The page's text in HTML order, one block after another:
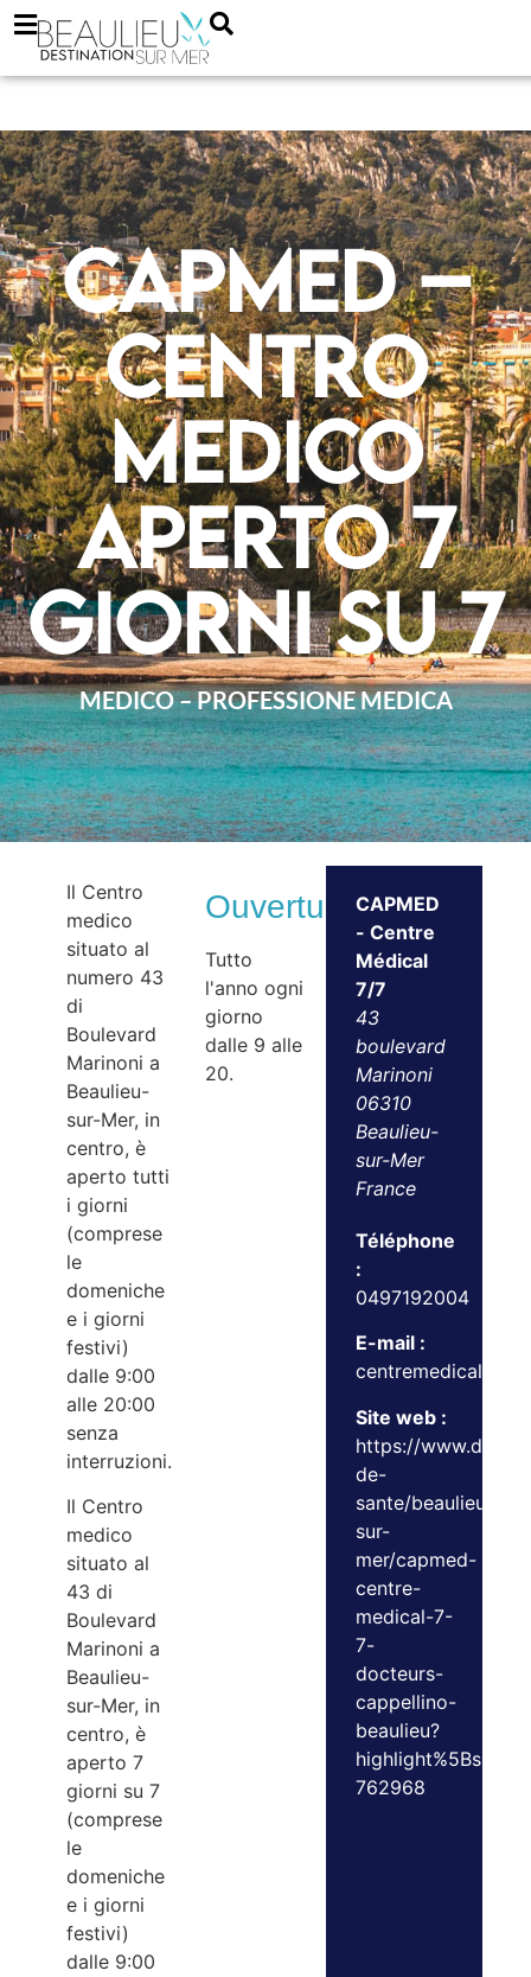
CAPMED –
Centro
medico
aperto 7
giorni su 7
MEDICO – PROFESSIONE MEDICA
Il Centro
medico
situato al
numero 43
di
Boulevard
Marinoni a
Beaulieu-
sur-Mer, in
centro, è
aperto tutti
i giorni
(comprese
le
domeniche
e i giorni
festivi)
dalle 9:00
alle 20:00
senza
interruzioni.
Il Centro
medico
situato al
43 di
Boulevard
Marinoni a
Beaulieu-
sur-Mer, in
centro, è
aperto 7
giorni su 7
(comprese
le
domeniche
e i giorni
festivi)
dalle 9:00
Ouvertures
Tutto
l'anno ogni
giorno
dalle 9 alle
20.
CAPMED
- Centre
Médical
7/7
43
boulevard
Marinoni
06310
Beaulieu-
sur-Mer
France
Téléphone
:
0497192004
E-mail :
Site web :
https://
de-
sante/beaulieu-
sur-
mer/capmed-
centre-
medical-7-
7-
docteurs-
cappellino-
beaulieu?
762968